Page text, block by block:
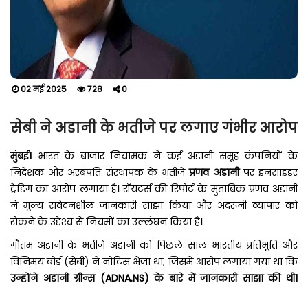
02 मई 2025 728 0
सेबी ने अडानी के भतीजे पर लगाए गंभीर आरोप
मुंबई। भारत के बाजार नियामक ने कई अडानी समूह कंपनियों के
निदेशक और अरबपति संस्थापक के भतीजेप्रणव अडानीपर इनसाइडर
ट्रेडिंग का आरोप लगाया है। रॉयटर्स की रिपोर्ट के मुताबिक प्रणव अडानी
ने मूल्य संवेदनशील जानकारी साझा किया और अंदरूनी व्यापार को
रोकने के उद्देश्य से नियमों का उल्लंघन किया है।
गौतम अडानी के भतीजे अडानी को पिछले साल भारतीय प्रतिभूति और
विनिमय बोर्ड (सेबी) ने नोटिस भेजा था, जिसमें आरोप लगाया गया था कि
उन्होंने अडानी ग्रीन्स (ADNA.NS) के बारे में जानकारी साझा की थी।